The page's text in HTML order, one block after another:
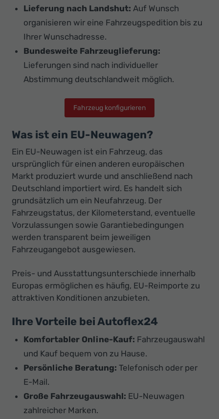
Lieferung nach Landshut: Auf Wunsch
organisieren wir eine Fahrzeugspedition bis zu
Ihrer Wunschadresse.
Bundesweite Fahrzeuglieferung:
Lieferungen sind nach individueller
Abstimmung deutschlandweit möglich.
Fahrzeug konfigurieren
Was ist ein EU-Neuwagen?
Ein EU-Neuwagen ist ein Fahrzeug, das
ursprünglich für einen anderen europäischen
Markt produziert wurde und anschließend nach
Deutschland importiert wird. Es handelt sich
grundsätzlich um ein Neufahrzeug. Der
Fahrzeugstatus, der Kilometerstand, eventuelle
Vorzulassungen sowie Garantiebedingungen
werden transparent beim jeweiligen
Fahrzeugangebot ausgewiesen.
Preis- und Ausstattungsunterschiede innerhalb
Europas ermöglichen es häufig, EU-Reimporte zu
attraktiven Konditionen anzubieten.
Ihre Vorteile bei Autoflex24
Komfortabler Online-Kauf: Fahrzeugauswahl
und Kauf bequem von zu Hause.
Persönliche Beratung: Telefonisch oder per
E-Mail.
Große Fahrzeugauswahl: EU-Neuwagen
zahlreicher Marken.